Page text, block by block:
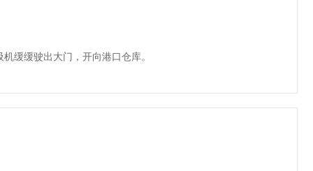
缓缓驶出大门，开向港口仓库。